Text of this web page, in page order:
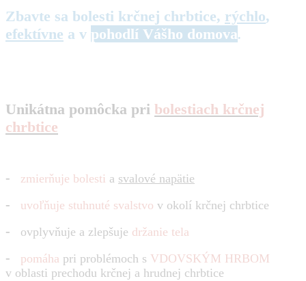
Zbavte sa bolesti krčnej chrbtice, rýchlo,
efektívne a v pohodlí Vášho domova.
Unikátna pomôcka pri bolestiach krčnej
chrbtice
- zmierňuje bolesti a svalové napätie
- uvoľňuje stuhnuté svalstvo v okolí krčnej chrbtice
- ovplyvňuje a zlepšuje držanie tela
- pomáha pri problémoch s VDOVSKÝM HRBOM
v oblasti prechodu krčnej a hrudnej chrbtice